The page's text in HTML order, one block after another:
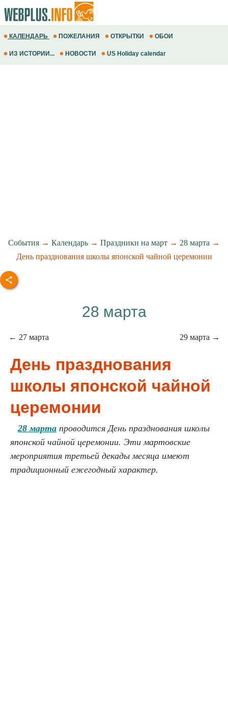
КАЛЕНДАРЬ ПОЖЕЛАНИЯ ОТКРЫТКИ ОБОИ
ИЗ ИСТОРИИ... НОВОСТИ US Holiday calendar
События → Календарь → Праздники на март → 28 марта →
День празднования школы японской чайной церемонии
28 марта
← 27 марта 29 марта →
День празднования
школы японской чайной
церемонии
28 марта проводится День празднования школы
японской чайной церемонии. Эти мартовские
мероприятия третьей декады месяца имеют
традиционный ежегодный характер.